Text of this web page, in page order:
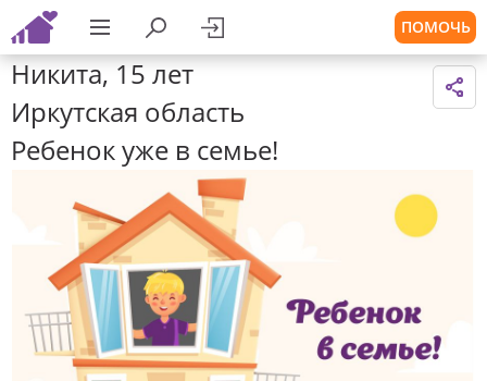
ПОМОЧЬ
Никита, 15 лет
Иркутская область
Ребенок уже в семье!